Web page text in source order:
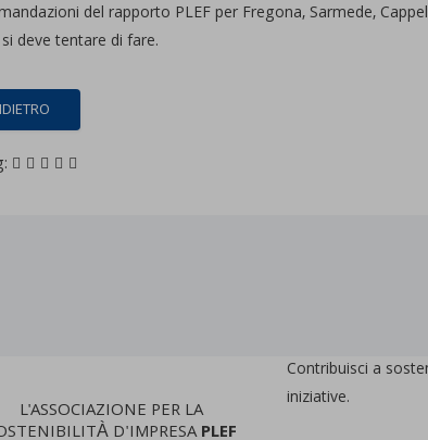
del rapporto PLEF per Fregona, Sarmede,
deve tentare di fare.
L'ASSOCIAZIONE PER LA
D'IMPRESAPLEF
Contribuisci a
iniziative.